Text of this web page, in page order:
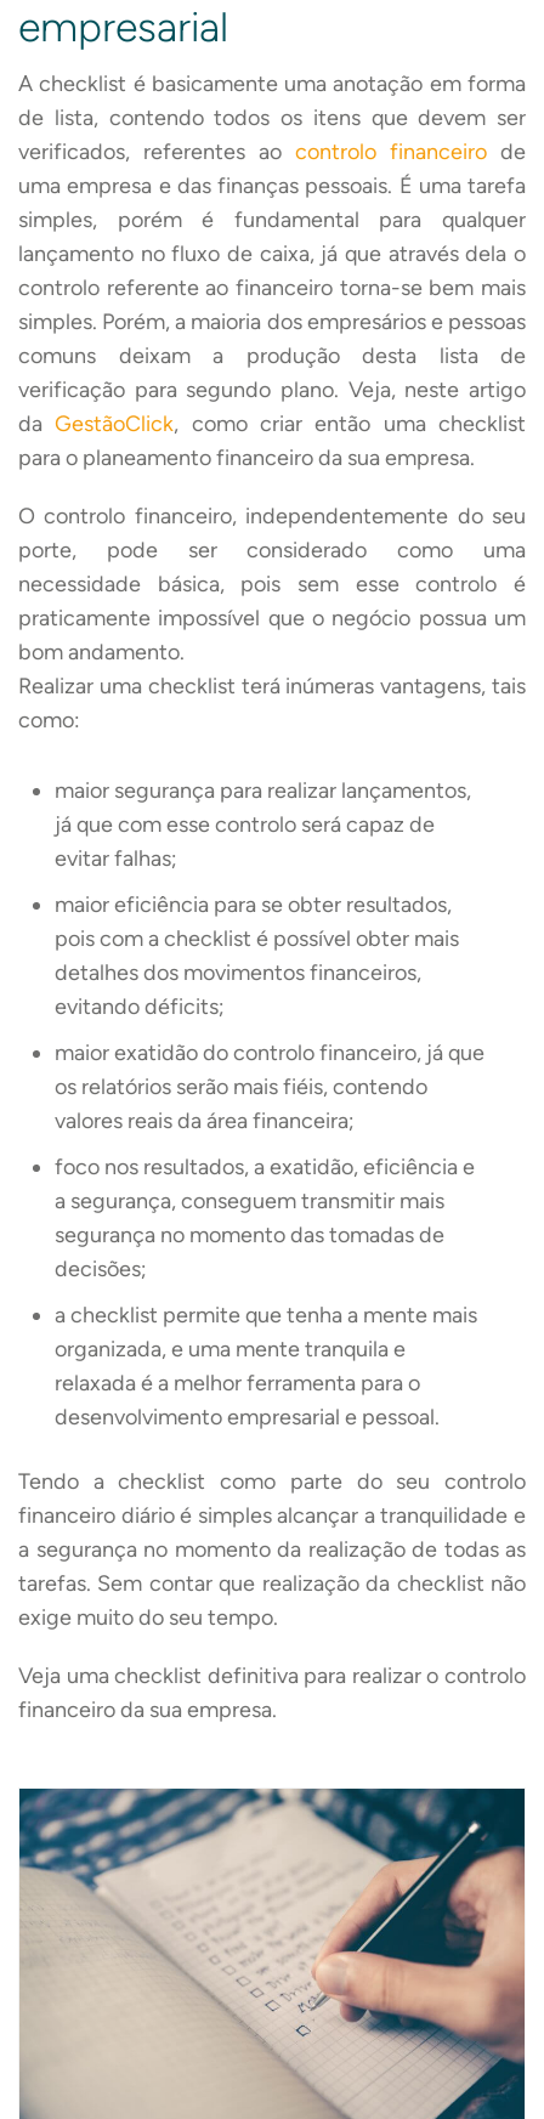
empresarial
A checklist é basicamente uma anotação em forma
de lista, contendo todos os itens que devem ser
verificados, referentes ao controlo financeiro de
uma empresa e das finanças pessoais. É uma tarefa
simples, porém é fundamental para qualquer
lançamento no fluxo de caixa, já que através dela o
controlo referente ao financeiro torna-se bem mais
simples. Porém, a maioria dos empresários e pessoas
comuns deixam a produção desta lista de
verificação para segundo plano. Veja, neste artigo
daGestãoClick, como criar então uma checklist
para o planeamento financeiro da sua empresa.
O controlo financeiro, independentemente do seu
porte, pode ser considerado como uma
necessidade básica, pois sem esse controlo é
praticamente impossível que o negócio possua um
bom andamento.
Realizar uma checklist terá inúmeras vantagens, tais
como:
maior segurança para realizar lançamentos,
já que com esse controlo será capaz de
evitar falhas;
maior eficiência para se obter resultados,
pois com a checklist é possível obter mais
detalhes dos movimentos financeiros,
evitando déficits;
maior exatidão do controlo financeiro, já que
os relatórios serão mais fiéis, contendo
valores reais da área financeira;
foco nos resultados, a exatidão, eficiência e
a segurança, conseguem transmitir mais
segurança no momento das tomadas de
decisões;
a checklist permite que tenha a mente mais
organizada, e uma mente tranquila e
relaxada é a melhor ferramenta para o
desenvolvimento empresarial e pessoal.
Tendo a checklist como parte do seu controlo
financeiro diário é simples alcançar a tranquilidade e
a segurança no momento da realização de todas as
tarefas. Sem contar que realização da checklist não
exige muito do seu tempo.
Veja uma checklist definitiva para realizar o controlo
financeiro da sua empresa.